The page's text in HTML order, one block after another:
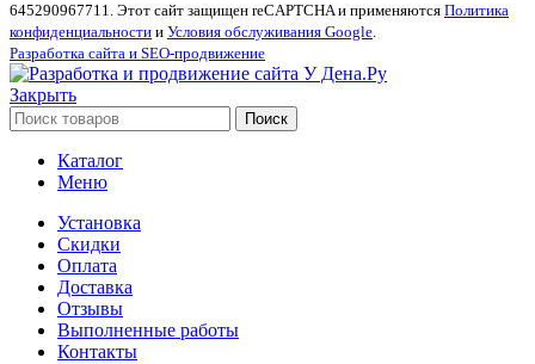
645290967711. Этот сайт защищен reCAPTCHA и применяются Политика
конфиденциальности и Условия обслуживания Google.
Разработка сайта и SEO-продвижение
Закрыть
Поиск
Каталог
Меню
Установка
Скидки
Оплата
Доставка
Отзывы
Выполненные работы
Контакты